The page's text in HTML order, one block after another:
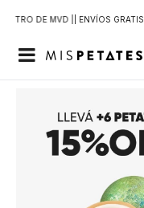
DE MVD | | ENVÍOS GRATIS
